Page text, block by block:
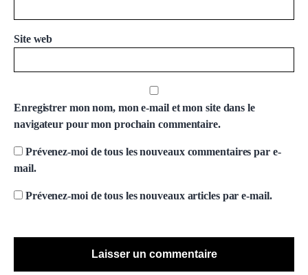
Site web
Enregistrer mon nom, mon e-mail et mon site dans le
navigateur pour mon prochain commentaire.
Prévenez-moi de tous les nouveaux commentaires par e-
mail.
Prévenez-moi de tous les nouveaux articles par e-mail.